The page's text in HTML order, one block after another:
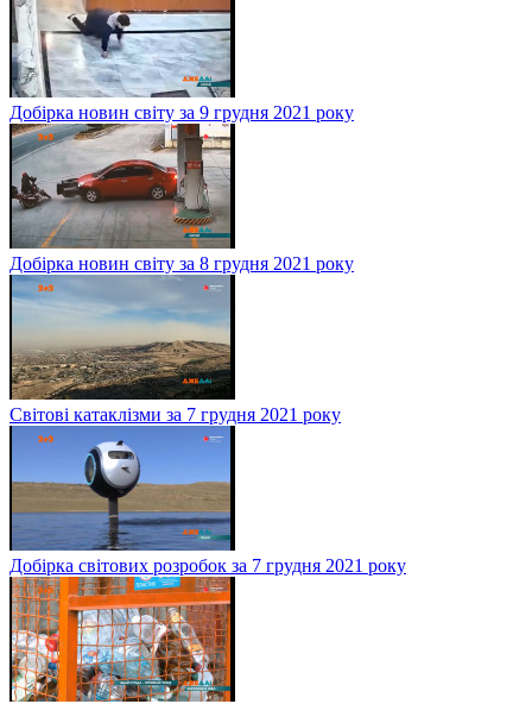
Добірка новин світу за 9 грудня 2021 року
Добірка новин світу за 8 грудня 2021 року
Світові катаклізми за 7 грудня 2021 року
Добірка світових розробок за 7 грудня 2021 року